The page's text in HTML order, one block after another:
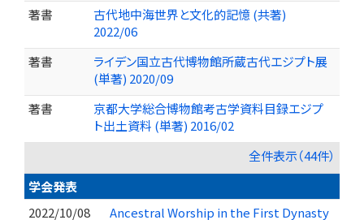
著書
古代地中海世界と文化的記憶 (共著)
2022/06
著書
ライデン国立古代博物館所蔵古代エジプト展
(単著) 2020/09
著書
京都大学総合博物館考古学資料目録エジプ
ト出土資料 (単著) 2016/02
全件表示（44件）
学会発表
2022/10/08
Ancestral Worship in the First Dynasty